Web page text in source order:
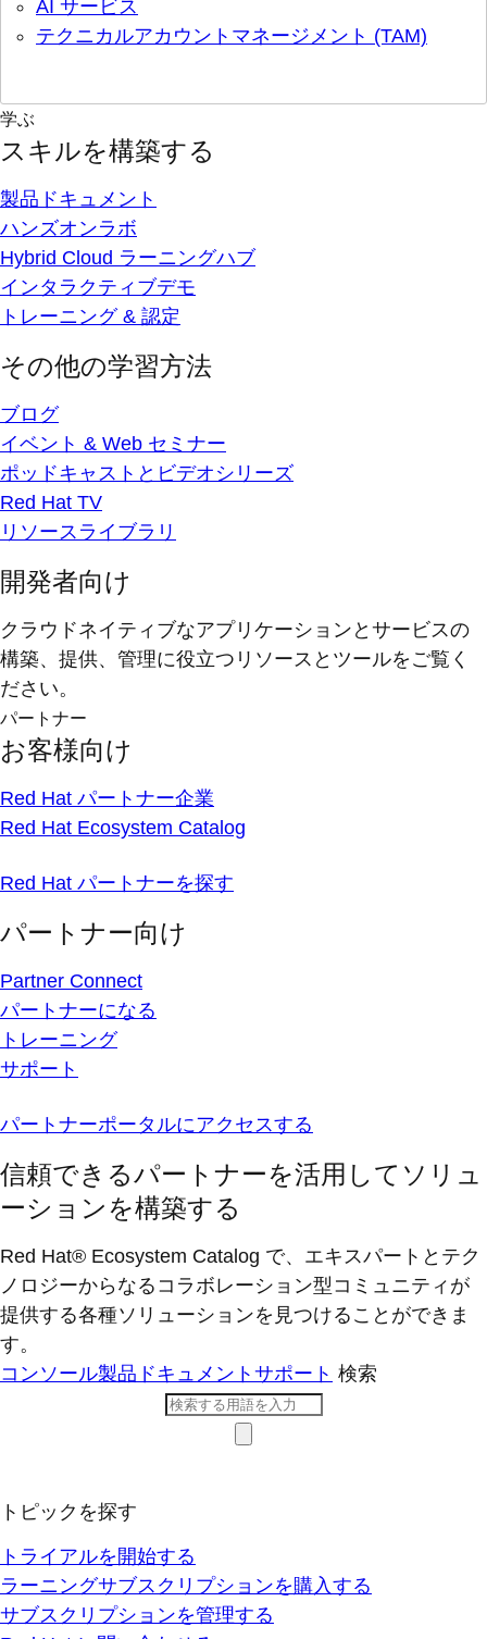
AI サービス
テクニカルアカウントマネージメント (TAM)
学ぶ
スキルを構築する
製品ドキュメント
ハンズオンラボ
Hybrid Cloud ラーニングハブ
インタラクティブデモ
トレーニング & 認定
その他の学習方法
ブログ
イベント & Web セミナー
ポッドキャストとビデオシリーズ
Red Hat TV
リソースライブラリ
開発者向け
クラウドネイティブなアプリケーションとサービスの
構築、提供、管理に役立つリソースとツールをご覧く
ださい。
パートナー
お客様向け
Red Hat パートナー企業
Red Hat Ecosystem Catalog
Red Hat パートナーを探す
パートナー向け
Partner Connect
パートナーになる
トレーニング
サポート
パートナーポータルにアクセスする
信頼できるパートナーを活用してソリュ
ーションを構築する
Red Hat® Ecosystem Catalog で、エキスパートとテク
ノロジーからなるコラボレーション型コミ​ュニティが
提供する各種ソリューションを見つけることができま
す。
コンソール製品ドキュメント サポート 検索
トピックを探す
トライアルを開始する
ラーニングサブスクリプションを購入する
サブスクリプションを管理する